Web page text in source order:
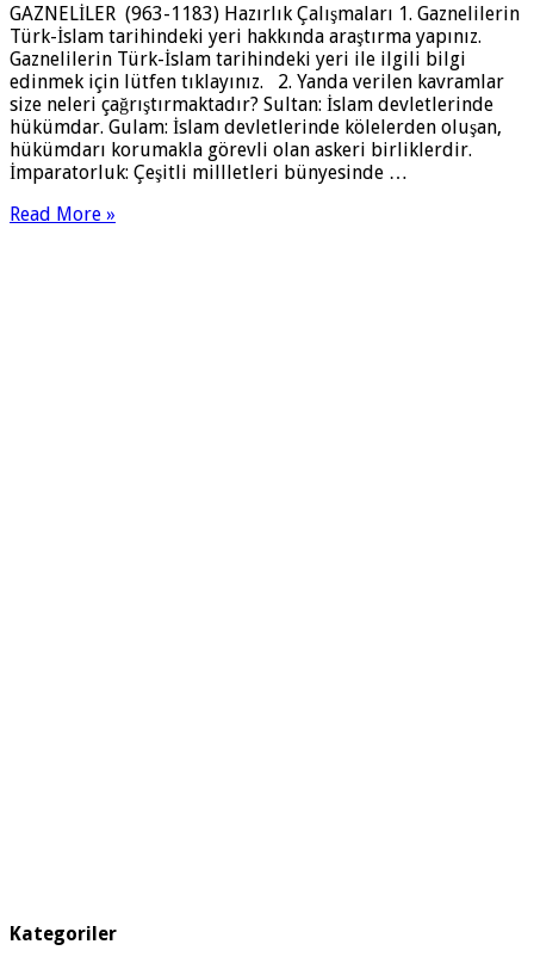
GAZNELİLER (963-1183) Hazırlık Çalışmaları 1. Gaznelilerin
Türk-İslam tarihindeki yeri hakkında araştırma yapınız.
Gaznelilerin Türk-İslam tarihindeki yeri ile ilgili bilgi
edinmek için lütfen tıklayınız. 2. Yanda verilen kavramlar
size neleri çağrıştırmaktadır? Sultan: İslam devletlerinde
hükümdar. Gulam: İslam devletlerinde kölelerden oluşan,
hükümdarı korumakla görevli olan askeri birliklerdir.
İmparatorluk: Çeşitli millletleri bünyesinde …
Read More »
Kategoriler